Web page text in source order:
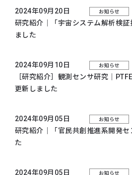
2024年09月20日 お知らせ
研究紹介｜「宇宙システム解析検
ました
2024年09月10日 お知らせ
［研究紹介］観測センサ研究｜
更新しました
2024年09月05日 お知らせ
研究紹介｜「官民共創推進系開発
た
2024年09月05日 お知らせ